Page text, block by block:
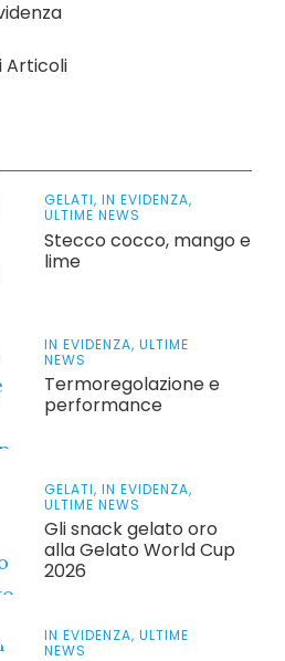
Articoli
GELATI, IN EVIDENZA,
ULTIME NEWS
Stecco cocco, mango e
lime
IN EVIDENZA, ULTIME
NEWS
Termoregolazione e
performance
GELATI, IN EVIDENZA,
ULTIME NEWS
Gli snack gelato oro
alla Gelato World Cup
2026
IN EVIDENZA, ULTIME
NEWS